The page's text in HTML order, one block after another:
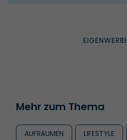
Mehr zum Thema
AUFRÄUMEN LIFESTYLE